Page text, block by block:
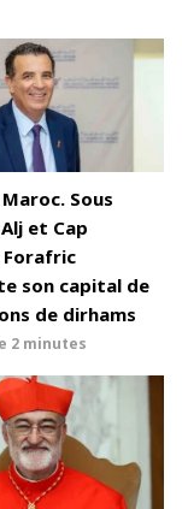
Sous
et Cap
Forafric
son capital de
de dirhams
2 minutes